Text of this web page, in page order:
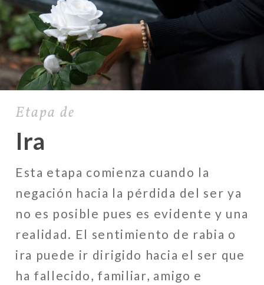
Etapa de
Ira
Esta etapa comienza cuando la
negación hacia la pérdida del ser ya
no es posible pues es evidente y una
realidad. El sentimiento de rabia o
ira puede ir dirigido hacia el ser que
ha fallecido, familiar, amigo e